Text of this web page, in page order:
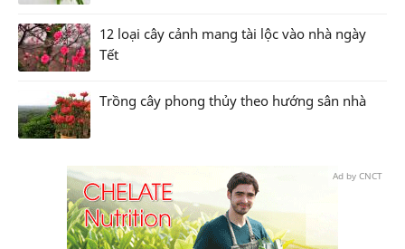
12 loại cây cảnh mang tài lộc vào nhà ngày
Tết
Trồng cây phong thủy theo hướng sân nhà
Ad by CNCT